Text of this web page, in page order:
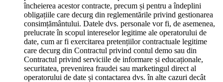
încheierea acestor contracte, precum și pentru a îndeplini
obligațiile care decurg din reglementările privind gestionarea
consimțământului. Datele dvs. personale vor fi, de asemenea,
prelucrate în scopul intereselor legitime ale operatorului de
date, cum ar fi exercitarea pretențiilor contractuale legitime
care decurg din Contractul privind contul demo sau din
Contractul privind serviciile de informare și educaționale,
securitatea, prevenirea fraudei sau marketingul direct al
operatorului de date și contactarea dvs. în alte cazuri decât